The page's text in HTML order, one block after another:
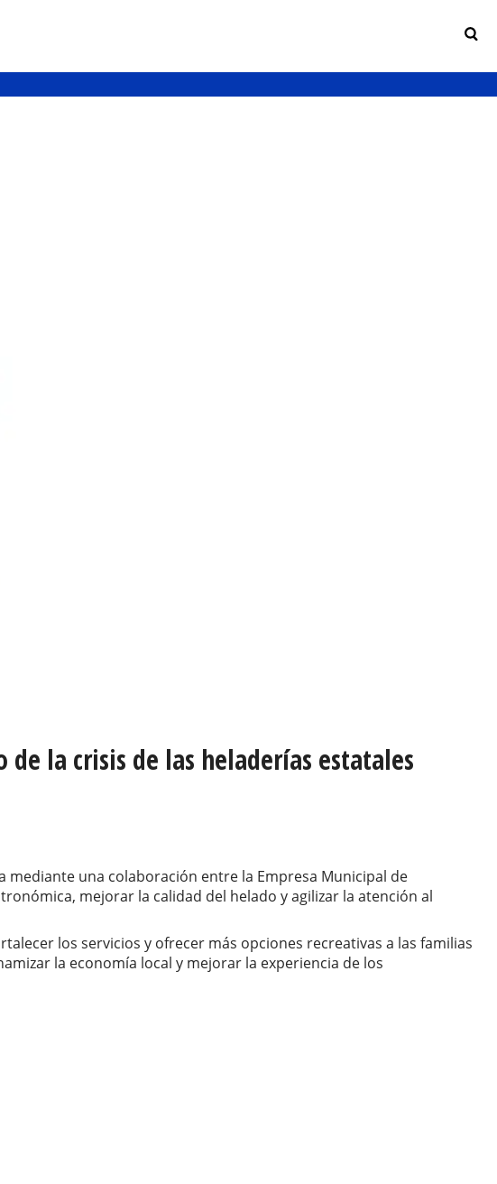
la crisis de las heladerías estatales
una colaboración entre la Empresa Municipal de
mejorar la calidad del helado y agilizar la atención al
los servicios y ofrecer más opciones recreativas a las familias
la economía local y mejorar la experiencia de los